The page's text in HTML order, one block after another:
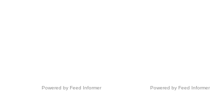
Powered by Feed Informer Powered by Feed Informer